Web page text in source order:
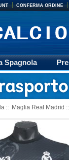
CONFERMA ORDINE
Spagnola
Retro
:: Maglia Real Madrid